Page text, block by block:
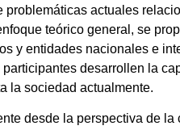
problemáticas actuales
teórico general, se
y entidades nacionales e
desarrollen la
la sociedad actualmente.
desde la perspectiva de